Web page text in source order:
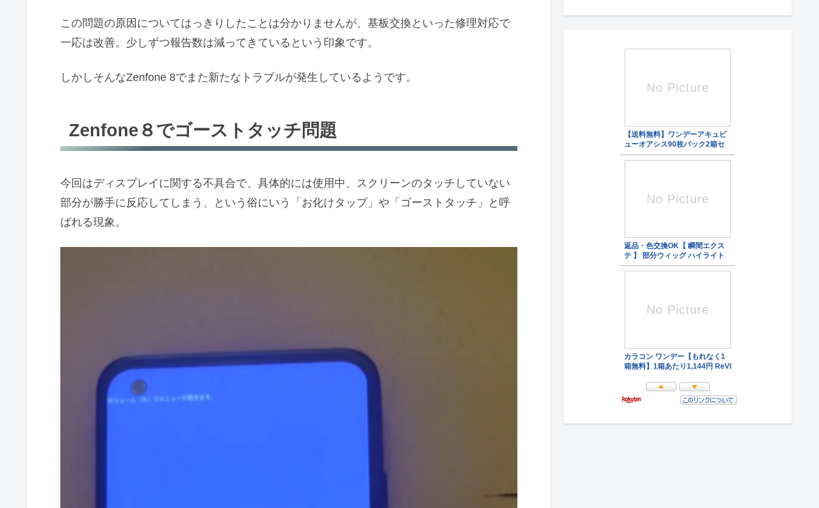
この問題の原因についてはっきりしたことは分かりませんが、基板交換といった修理対応で
一応は改善。少しずつ報告数は減ってきているという印象です。
しかしそんなZenfone 8でまた新たなトラブルが発生しているようです。
Zenfone８でゴーストタッチ問題
今回はディスプレイに関する不具合で、具体的には使用中、スクリーンのタッチしていない
部分が勝手に反応してしまう、という俗にいう「お化けタップ」や「ゴーストタッチ」と呼
ばれる現象。